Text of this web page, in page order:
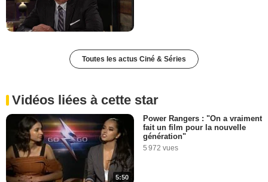
Toutes les actus Ciné & Séries
Vidéos liées à cette star
5:50
Power Rangers : "On a vraiment
fait un film pour la nouvelle
génération"
5 972 vues